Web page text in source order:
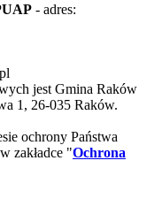
- adres:
jest Gmina Raków
1, 26-035 Raków.
ochrony Państwa
zakładce "Ochrona